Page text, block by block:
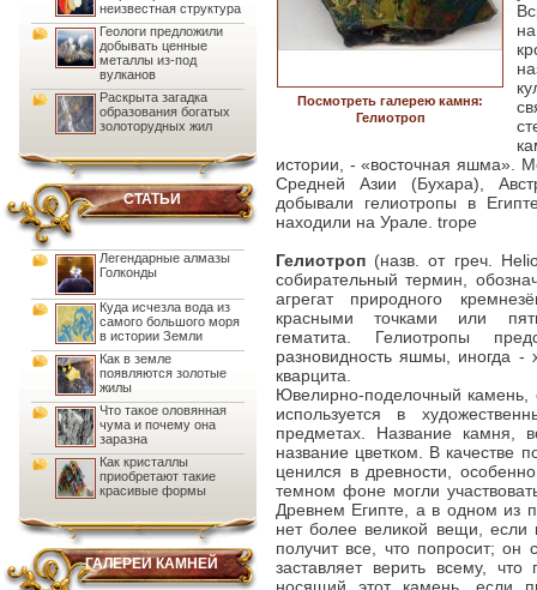
неизвестная структура
Геологи предложили
добывать ценные
металлы из-под
вулканов
Раскрыта загадка
образования богатых
золоторудных жил
СТАТЬИ
Легендарные алмазы
Голконды
Куда исчезла вода из
самого большого моря
в истории Земли
Как в земле
появляются золотые
жилы
Что такое оловянная
чума и почему она
заразна
Как кристаллы
приобретают такие
красивые формы
ГАЛЕРЕИ КАМНЕЙ
Посмотреть галерею камня:
Гелиотроп
истории, - «восточная яшма».
Средней Азии (Бухара),
добывали гелиотропы в
находили на Урале. trope
Гелиотроп (назв. от греч.
собирательный термин,
агрегат природного
красными точками или
гематита. Гелиотропы
разновидность яшмы, иногда -
кварцита.
Ювелирно-поделочный камень,
используется в
предметах. Название камня,
название цветком. В качестве
ценился в древности,
темном фоне могли
Древнем Египте, а в одном из
нет более великой вещи, если
получит все, что попросит; он
заставляет верить всему,